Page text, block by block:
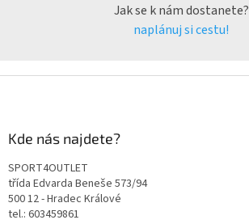
Jak se k nám dostanete?
naplánuj si cestu!
Kde nás najdete?
SPORT4OUTLET
třída Edvarda Beneše 573/94
500 12 - Hradec Králové
tel.: 603459861